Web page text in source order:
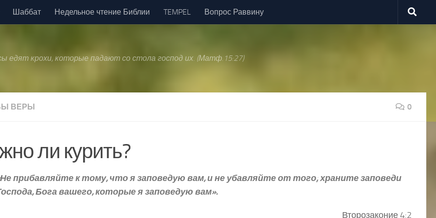
Шаббат Недельное чтение Библии TEMPEL Вопрос Раввину
едят крохи, которые падают со стола господ их. (Матф.15:27)
ВЕРЫ 0
ли курить?
прибавляйте к тому, что я заповедую вам, и не убавляйте от того; храните заповеди
Бога вашего, которые я заповедую вам».
Второзаконие 4:2